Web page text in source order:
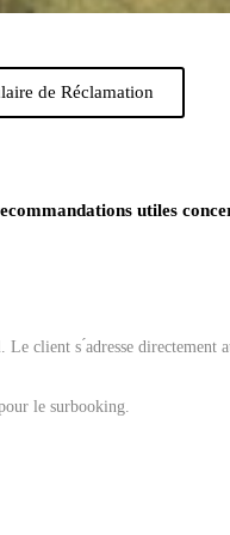
de Réclamation
utiles
client s ́adresse directement
le surbooking.